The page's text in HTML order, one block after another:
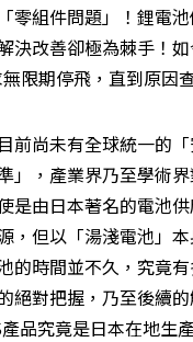
零組件問題」！鋰電
決改善卻極為棘手！
限期停飛，直到原因
前尚未有全球統一的「
」，產業界乃至學術
是由日本著名的電池
，但以「湯淺電池」
的時間並不久，究竟
絕對把握，乃至後續的
品究竟是日本在地生